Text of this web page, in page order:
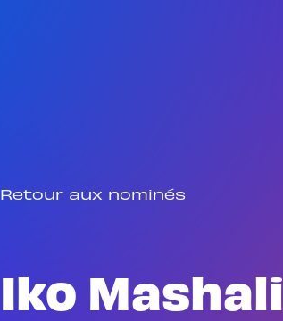
Retour aux nominés
Iko Mashali